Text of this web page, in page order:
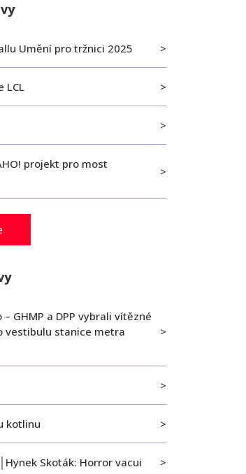
Umění pro tržnici 2025
LCL
projekt pro most
GHMP a DPP vybrali vítězné
vestibulu stanice metra
kotlinu
Skoták: Horror vacui